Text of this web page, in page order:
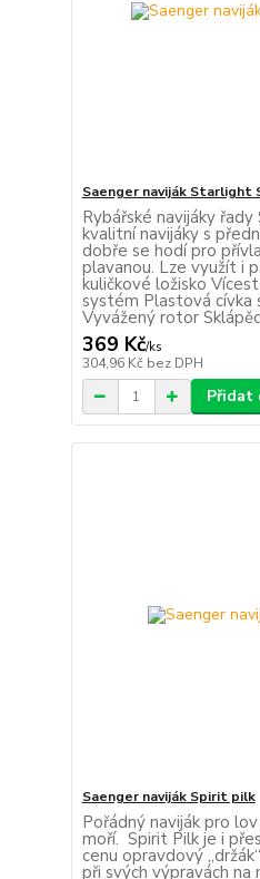
Saenger naviják Starlight
Rybářské navijáky
kvalitní navijáky s
dobře se hodí pro
plavanou. Lze využít i
kuličkové ložisko
systém Plastová cívka
Vyvážený rotor
369 Kč/ks
304,96 Kč bez DPH
Přidat
Saenger naviják Spirit pilk
Pořádný naviják pro
moří. Spirit Pilk je i
cenu opravdový
při svých výpravách na